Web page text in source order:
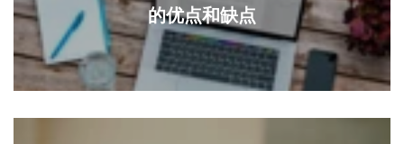
的优点和缺点